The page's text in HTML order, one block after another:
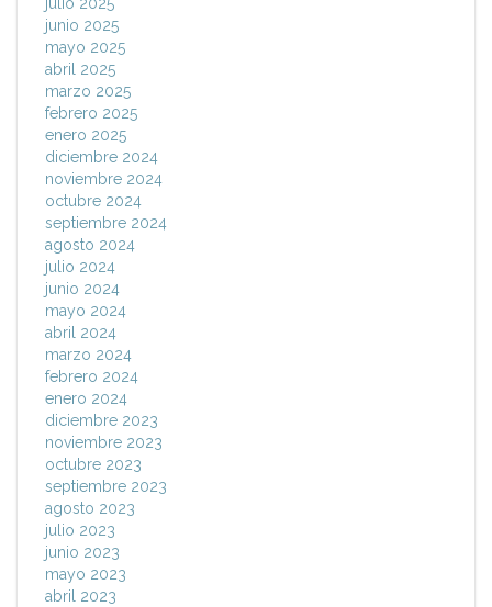
julio 2025
junio 2025
mayo 2025
abril 2025
marzo 2025
febrero 2025
enero 2025
diciembre 2024
noviembre 2024
octubre 2024
septiembre 2024
agosto 2024
julio 2024
junio 2024
mayo 2024
abril 2024
marzo 2024
febrero 2024
enero 2024
diciembre 2023
noviembre 2023
octubre 2023
septiembre 2023
agosto 2023
julio 2023
junio 2023
mayo 2023
abril 2023